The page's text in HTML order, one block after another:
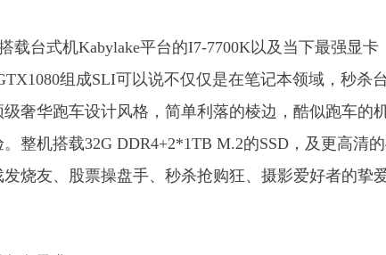
载台式机Kabylake平台的I7-7700K以及当下最强显卡
组成SLI可以说不仅仅是在笔记本领域，秒杀
奢华跑车设计风格，简单利落的棱边，酷似跑车的
整机搭载32G DDR4+2*1TB M.2的SSD，及更高清
烧友、股票操盘手、秒杀抢购狂、摄影爱好者的挚